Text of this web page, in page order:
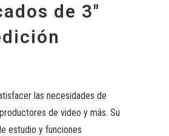
de 3″
las necesidades de
de video y más. Su
estudio y funciones